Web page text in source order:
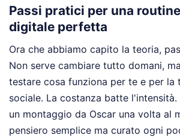
Passi pratici per una
digitale perfetta
Ora che abbiamo capito la teoria,
Non serve cambiare tutto domani,
testare cosa funziona per te e per la
sociale. La costanza batte
un montaggio da Oscar una volta al
pensiero semplice ma curato ogni